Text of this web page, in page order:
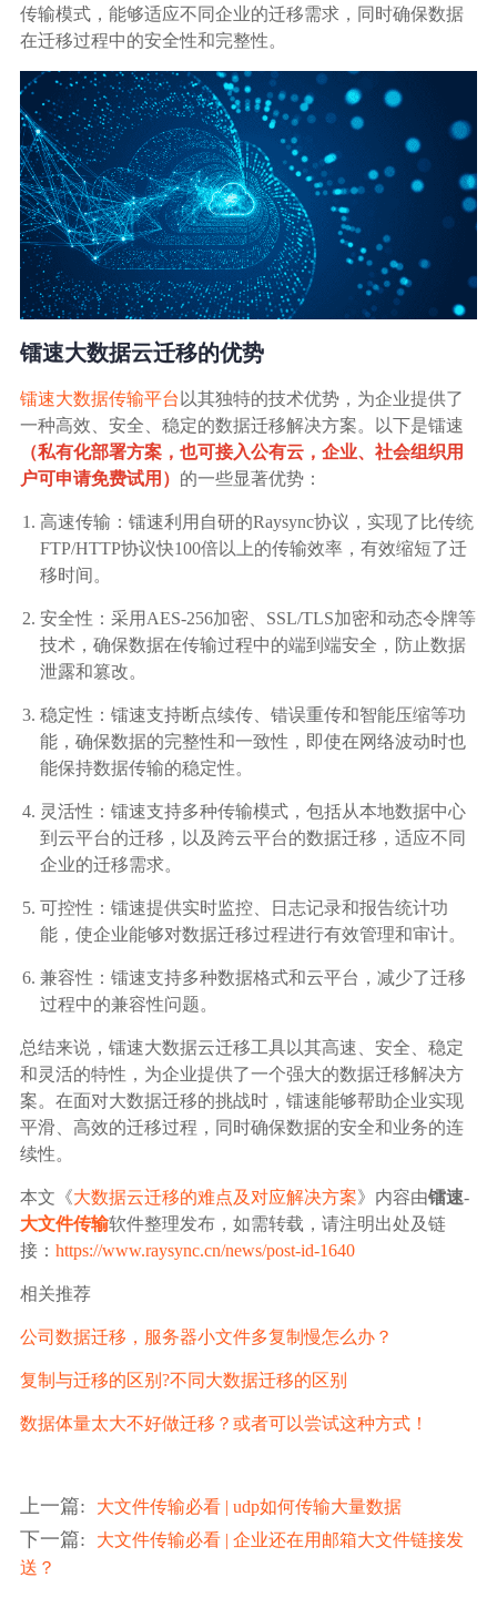
传输模式，能够适应不同企业的迁移需求，同时确保数据
在迁移过程中的安全性和完整性。
镭速大数据云迁移的优势
镭速大数据传输平台 以其独特的技术优势，为企业提供了
一种高效、安全、稳定的数据迁移解决方案。以下是镭速
（私有化部署方案，也可接入公有云，企业、社会组织用
户可申请免费试用） 的一些显著优势：
高速传输：镭速利用自研的Raysync协议，实现了比传统
FTP/HTTP协议快100倍以上的传输效率，有效缩短了迁
移时间。
安全性：采用AES-256加密、SSL/TLS加密和动态令牌等
技术，确保数据在传输过程中的端到端安全，防止数据
泄露和篡改。
稳定性：镭速支持断点续传、错误重传和智能压缩等功
能，确保数据的完整性和一致性，即使在网络波动时也
能保持数据传输的稳定性。
灵活性：镭速支持多种传输模式，包括从本地数据中心
到云平台的迁移，以及跨云平台的数据迁移，适应不同
企业的迁移需求。
可控性：镭速提供实时监控、日志记录和报告统计功
能，使企业能够对数据迁移过程进行有效管理和审计。
兼容性：镭速支持多种数据格式和云平台，减少了迁移
过程中的兼容性问题。
总结来说，镭速大数据云迁移工具以其高速、安全、稳定
和灵活的特性，为企业提供了一个强大的数据迁移解决方
案。在面对大数据迁移的挑战时，镭速能够帮助企业实现
平滑、高效的迁移过程，同时确保数据的安全和业务的连
续性。
本文《大数据云迁移的难点及对应解决方案》内容由镭速-
大文件传输软件整理发布，如需转载，请注明出处及链
接： https://www.raysync.cn/news/post-id-1640
相关推荐
公司数据迁移，服务器小文件多复制慢怎么办？
复制与迁移的区别?不同大数据迁移的区别
数据体量太大不好做迁移？或者可以尝试这种方式！
上一篇: 大文件传输必看 | udp如何传输大量数据
下一篇:
大文件传输必看 | 企业还在用邮箱大文件链接发
送？